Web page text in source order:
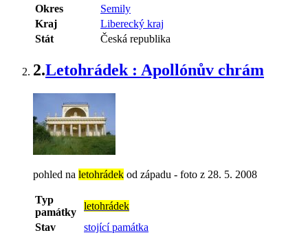
Okres
Semily
Kraj
Liberecký kraj
Stát
Česká republika
2.Letohrádek : Apollónův chrám
pohled na letohrádek od západu - foto z 28. 5. 2008
Typ
památky
letohrádek
Stav
stojící památka